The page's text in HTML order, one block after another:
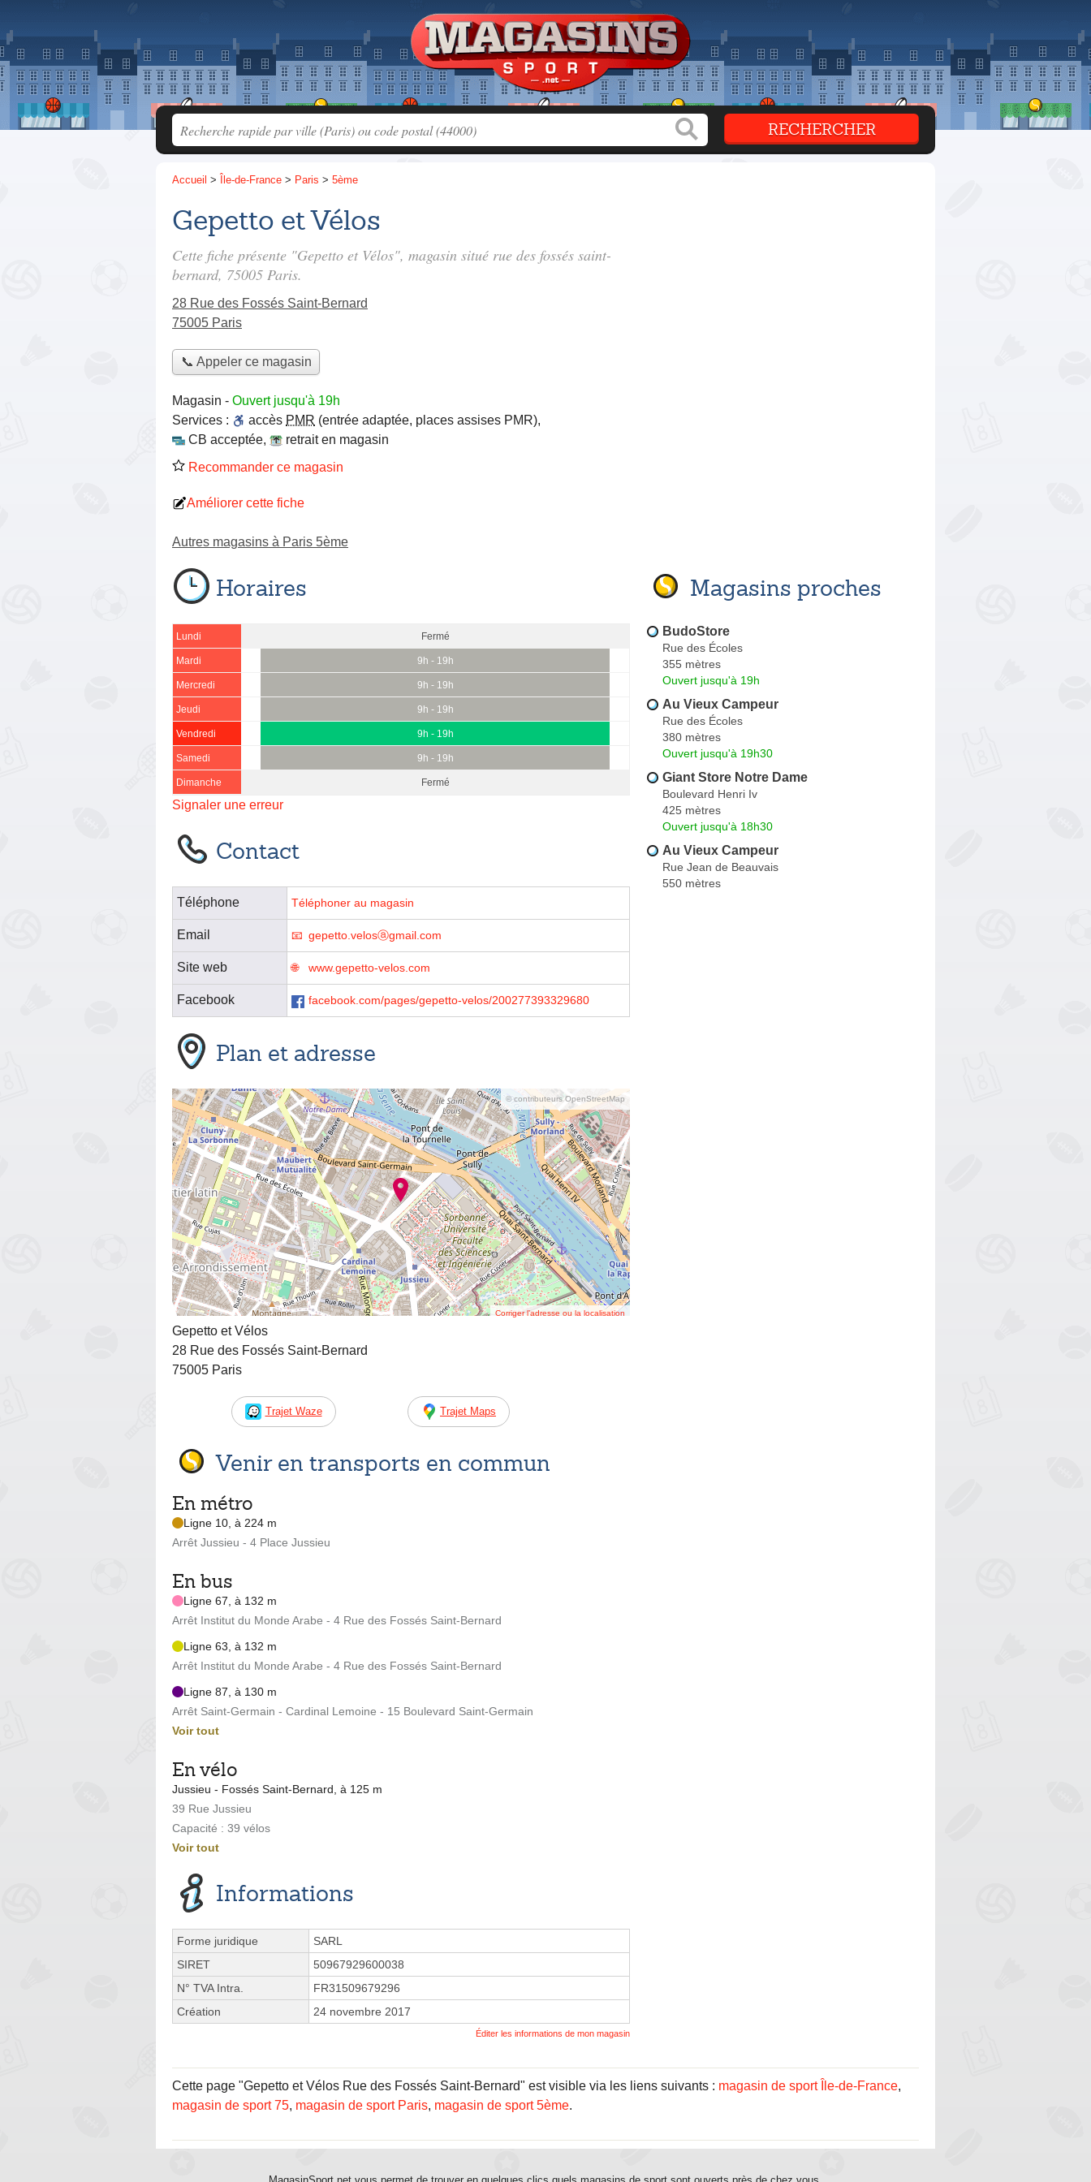
Accueil > Île-de-France > Paris > 5ème
Gepetto et Vélos
Cette fiche présente "Gepetto et Vélos", magasin situé rue des fossés saint-
bernard, 75005 Paris.
28 Rue des Fossés Saint-Bernard
75005 Paris
📞 Appeler ce magasin
Magasin - Ouvert jusqu'à 19h
Services :
accès PMR (entrée adaptée, places assises PMR),
CB acceptée,
retrait en magasin
Recommander ce magasin
Améliorer cette fiche
Autres magasins à Paris 5ème
Horaires
Lundi Fermé
Mardi 9h - 19h
Mercredi 9h - 19h
Jeudi 9h - 19h
Vendredi 9h - 19h
Samedi 9h - 19h
Dimanche Fermé
Signaler une erreur
Contact
Téléphone Téléphoner au magasin
Email gepetto.velosⓐgmail.com
Site web www.gepetto-velos.com
Facebook facebook.com/pages/gepetto-velos/200277393329680
Plan et adresse
© contributeurs OpenStreetMap
Corriger l’adresse ou la localisation
Gepetto et Vélos
28 Rue des Fossés Saint-Bernard
75005 Paris
Trajet Waze Trajet Maps
Venir en transports en commun
En métro
Ligne 10, à 224 m
Arrêt Jussieu - 4 Place Jussieu
En bus
Ligne 67, à 132 m
Arrêt Institut du Monde Arabe - 4 Rue des Fossés Saint-Bernard
Ligne 63, à 132 m
Arrêt Institut du Monde Arabe - 4 Rue des Fossés Saint-Bernard
Ligne 87, à 130 m
Arrêt Saint-Germain - Cardinal Lemoine - 15 Boulevard Saint-Germain
Voir tout
En vélo
Jussieu - Fossés Saint-Bernard, à 125 m
39 Rue Jussieu
Capacité : 39 vélos
Voir tout
Informations
Forme juridique
SARL
SIRET
50967929600038
N° TVA Intra.
FR31509679296
Création
24 novembre 2017
Éditer les informations de mon magasin
Magasins proches
BudoStore
Rue des Écoles
355 mètres
Ouvert jusqu'à 19h
Au Vieux Campeur
Rue des Écoles
380 mètres
Ouvert jusqu'à 19h30
Giant Store Notre Dame
Boulevard Henri Iv
425 mètres
Ouvert jusqu'à 18h30
Au Vieux Campeur
Rue Jean de Beauvais
550 mètres
Cette page "Gepetto et Vélos Rue des Fossés Saint-Bernard" est visible via les liens suivants : magasin de sport Île-de-France,
magasin de sport 75, magasin de sport Paris, magasin de sport 5ème.